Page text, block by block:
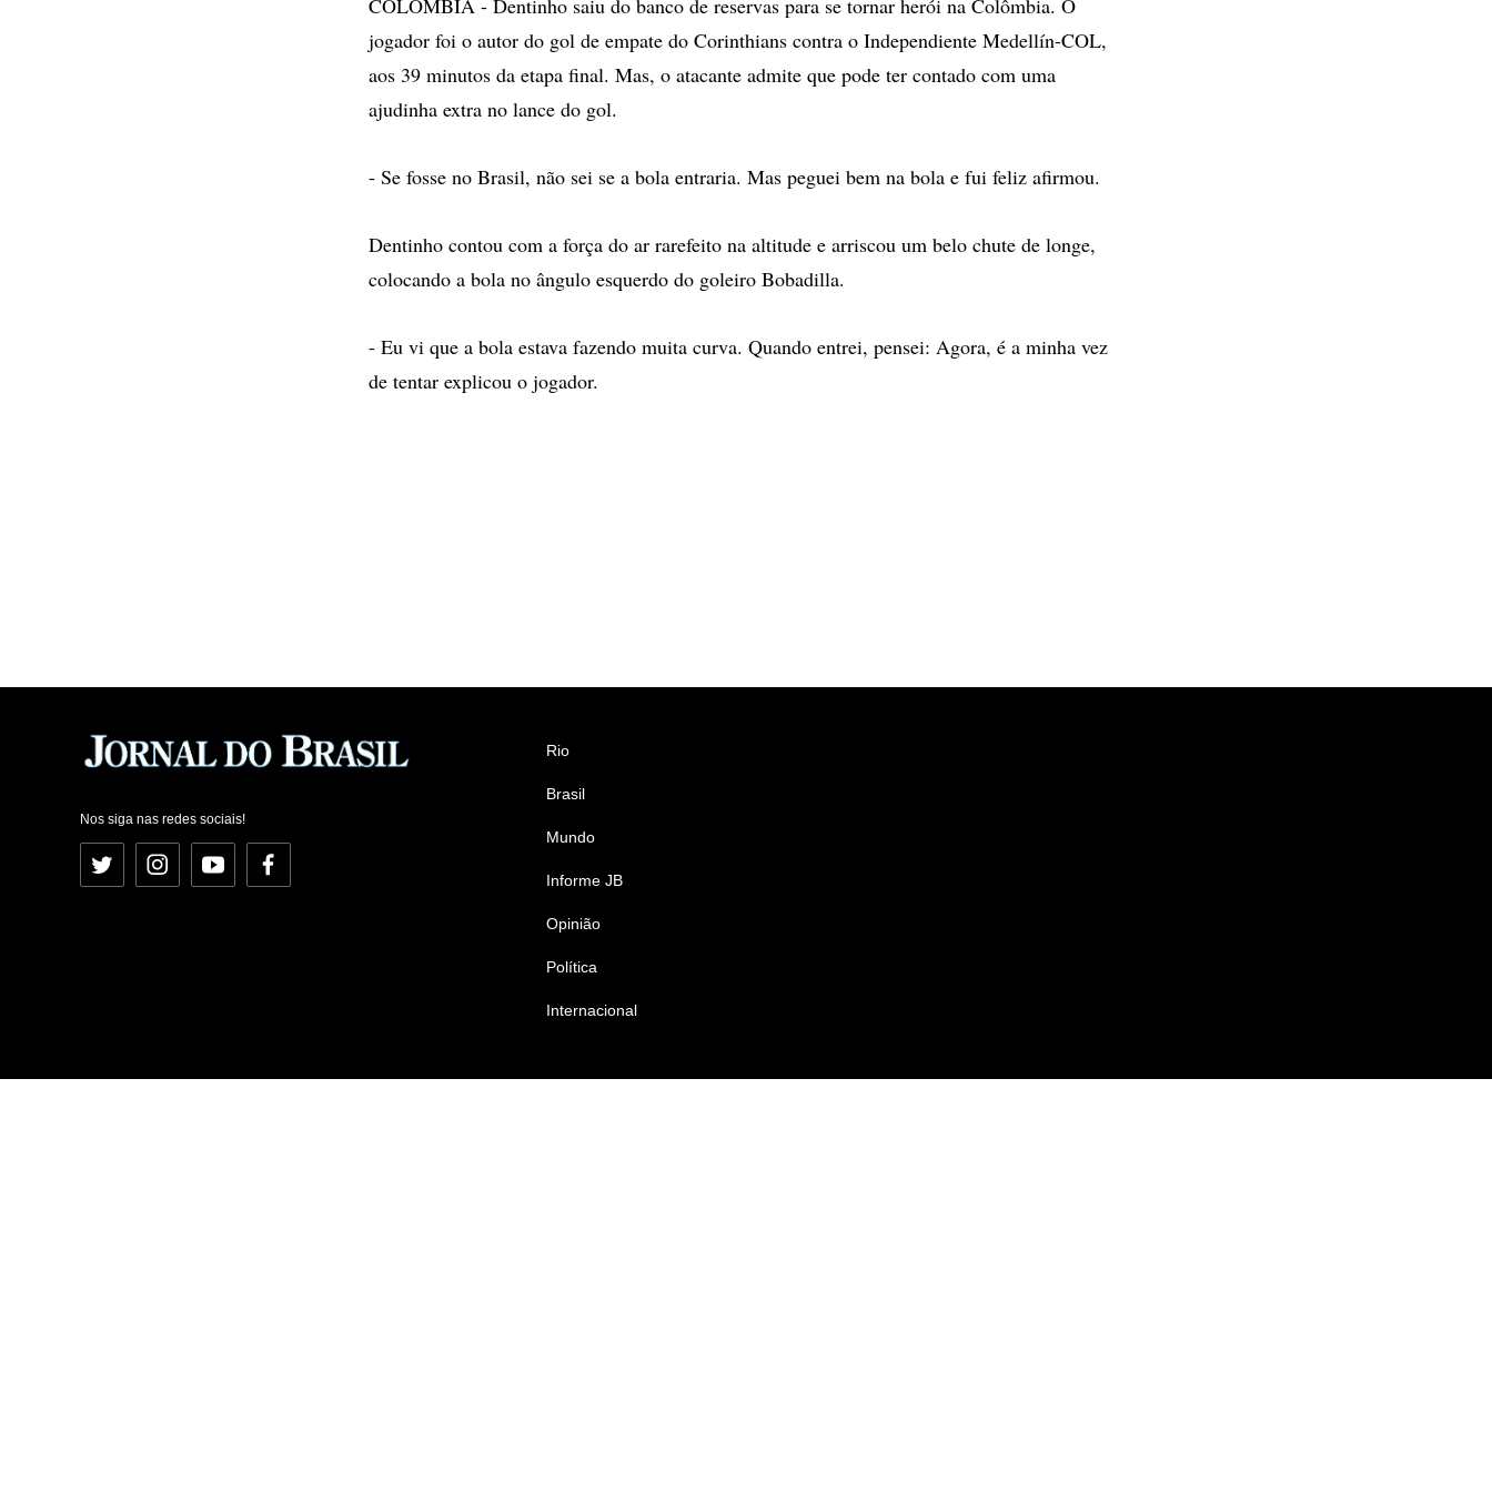
COLOMBIA - Dentinho saiu do banco de reservas para se tornar herói na Colômbia. O
jogador foi o autor do gol de empate do Corinthians contra o Independiente Medellín-COL,
aos 39 minutos da etapa final. Mas, o atacante admite que pode ter contado com uma
ajudinha extra no lance do gol.
- Se fosse no Brasil, não sei se a bola entraria. Mas peguei bem na bola e fui feliz afirmou.
Dentinho contou com a força do ar rarefeito na altitude e arriscou um belo chute de longe,
colocando a bola no ângulo esquerdo do goleiro Bobadilla.
- Eu vi que a bola estava fazendo muita curva. Quando entrei, pensei: Agora, é a minha vez
de tentar explicou o jogador.
Nos siga nas redes sociais!
Twitter InstagramYouTubeFacebook
Rio
Brasil
Mundo
Informe JB
Opinião
Política
Internacional